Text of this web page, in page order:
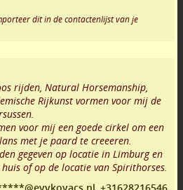
dit in de contactenlijst van je
rijden, Natural Horsemanship,
Rijkunst vormen voor mij de
voor mij een goede cirkel om een
met je paard te creeeren.
gegeven op locatie in Limburg en
of op de locatie van Spirithorses.